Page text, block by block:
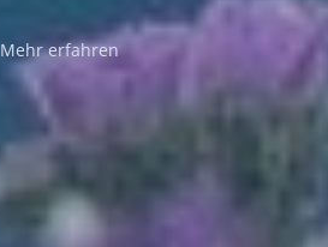
Mehr erfahren